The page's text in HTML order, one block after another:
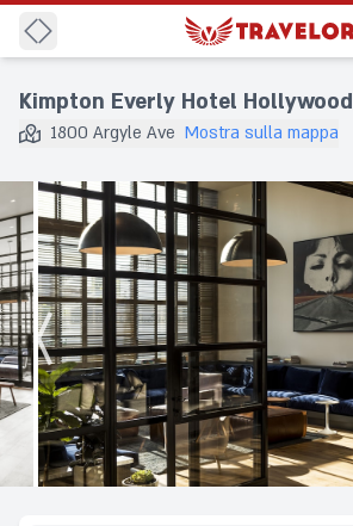
Indietro
Kimpton Everly Hotel Hollywood
1800 Argyle Ave Mostra sulla mappa